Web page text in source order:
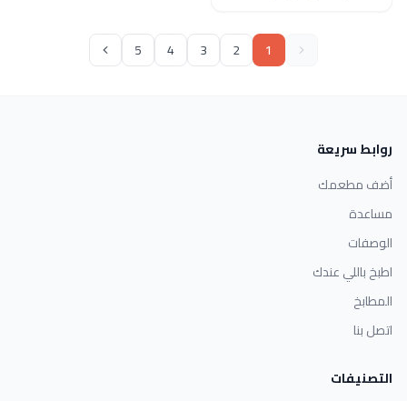
1
2
3
4
5
روابط سريعة
أضف مطعمك
مساعدة
الوصفات
اطبخ باللي عندك
المطابخ
اتصل بنا
التصنيفات